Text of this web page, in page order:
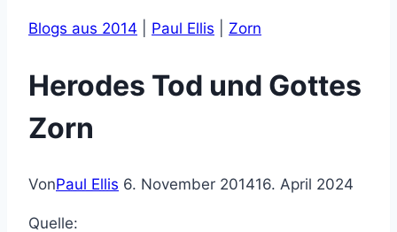
Blogs aus 2014 Paul Ellis Zorn
Herodes Tod und Gottes
Zorn
VonPaul Ellis 6. November 201416. April 2024
Quelle: